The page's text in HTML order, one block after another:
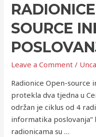
SOURCE
Leave a Comment /
Radionice Open-source
protekla dva tjedna u
održan je ciklus od 4
informatika poslovanja“
radionicama su …